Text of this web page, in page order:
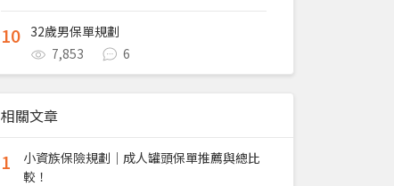
10 32歲男保單規劃
7,853
6
相關文章
1
小資族保險規劃｜成人罐頭保單推薦與總比
較！